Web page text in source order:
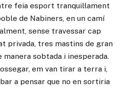
feia esport tranquil·lament
de Nabiners, en un camí
sense travessar cap
privada, tres mastins de gran
manera sobtada i inesperada.
em van tirar a terra i,
a pensar que no en sortiria